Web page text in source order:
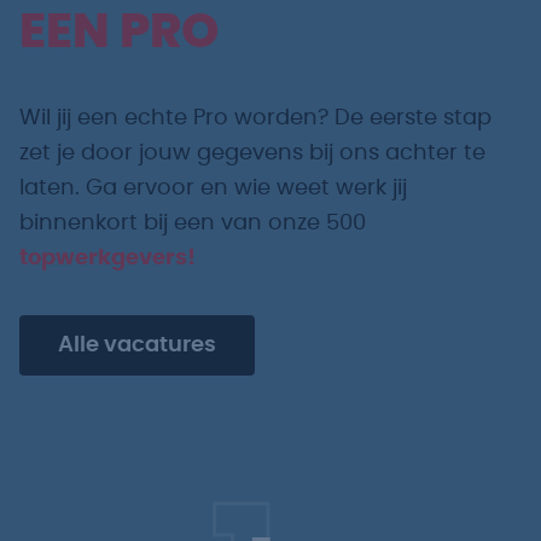
EEN PRO
Wil jij een echte Pro worden? De eerste stap
zet je door jouw gegevens bij ons achter te
laten. Ga ervoor en wie weet werk jij
binnenkort bij een van onze 500
topwerkgevers!
Alle vacatures